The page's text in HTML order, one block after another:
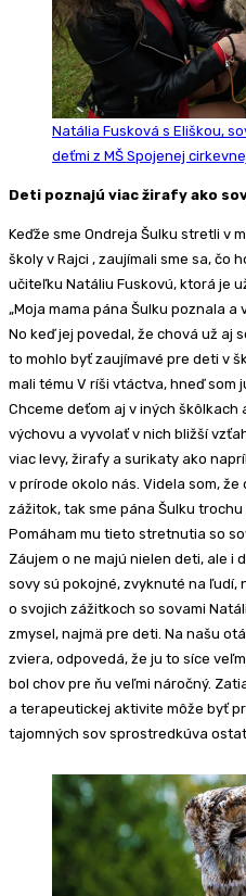
Natália Fusková s Eliškou,
deťmi z MŠ Spojenej
Deti poznajú viac žirafy ako
Keďže sme Ondreja Šulku stretli v
školy v Rajci , zaujímali sme sa, čo
učiteľku Natáliu Fuskovú, ktorá je
„Moja mama pána Šulku poznala
No keď jej povedal, že chová už aj
to mohlo byť zaujímavé pre deti v
mali tému V ríši vtáctva, hneď som
Chceme deťom aj v iných
výchovu a vyvolať v nich bližší
viac levy, žirafy a surikaty ako
v prírode okolo nás. Videla som,
zážitok, tak sme pána Šulku trochu
Pomáham mu tieto stretnutia so
Záujem o ne majú nielen deti, ale i
sovy sú pokojné, zvyknuté na ľudí,
o svojich zážitkoch so sovami
zmysel, najmä pre deti. Na našu
zviera, odpovedá, že ju to síce
bol chov pre ňu veľmi náročný.
a terapeutickej aktivite môže byť
tajomných sov sprostredkúva